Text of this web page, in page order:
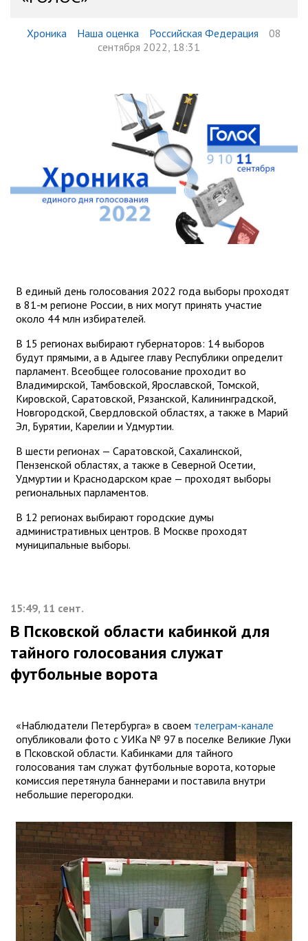
Хроника Наша оценка Российская Федерация
08
сентября 2022, 18:31
В единый день голосования 2022 года выборы проходят
в 81-м регионе России, в них могут принять участие
около 44 млн избирателей.
В 15 регионах выбирают губернаторов: 14 выборов
будут прямыми, а в Адыгее главу Республики определит
парламент. Всеобщее голосование проходит во
Владимирской, Тамбовской, Ярославской, Томской,
Кировской, Саратовской, Рязанской, Калининградской,
Новгородской, Свердловской областях, а также в Марий
Эл, Бурятии, Карелии и Удмуртии.
В шести регионах — Саратовской, Сахалинской,
Пензенской областях, а также в Северной Осетии,
Удмуртии и Краснодарском крае — проходят выборы
региональных парламентов.
В 12 регионах выбирают городские думы
административных центров. В Москве проходят
муниципальные выборы.
15:49, 11 сент.
В Псковской области кабинкой для
тайного голосования служат
футбольные ворота
«Наблюдатели Петербурга» в своем телеграм-канале
опубликовали фото с УИКа № 97 в поселке Великие Луки
в Псковской области. Кабинками для тайного
голосования там служат футбольные ворота, которые
комиссия перетянула баннерами и поставила внутри
небольшие перегородки.